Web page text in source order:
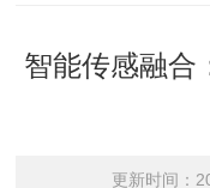
智能传感融合
更新时间：